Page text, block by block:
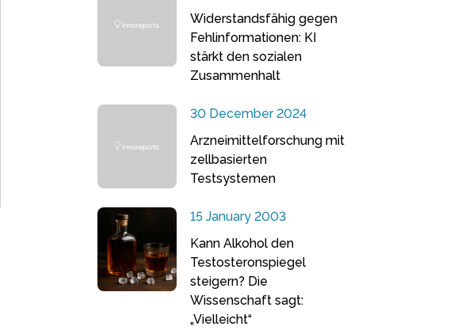
Widerstandsfähig gegen
Fehlinformationen: KI
stärkt den sozialen
Zusammenhalt
30 December 2024
Arzneimittelforschung mit
zellbasierten
Testsystemen
15 January 2003
Kann Alkohol den
Testosteronspiegel
steigern? Die
Wissenschaft sagt:
„Vielleicht“